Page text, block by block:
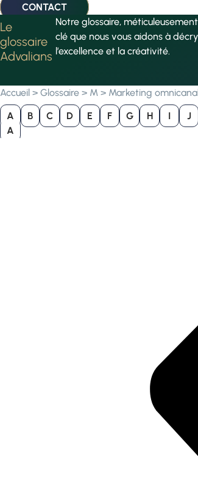
CONTACT
Le
glossaire
Advalians
Notre glossaire,
clé que nous vous aidons à
l’excellence et la créativité.
Accueil > Glossaire > M > Marketing
A B C D E F G H I J
A